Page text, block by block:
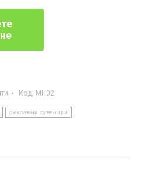
Код: MH02
рекламни сувенири